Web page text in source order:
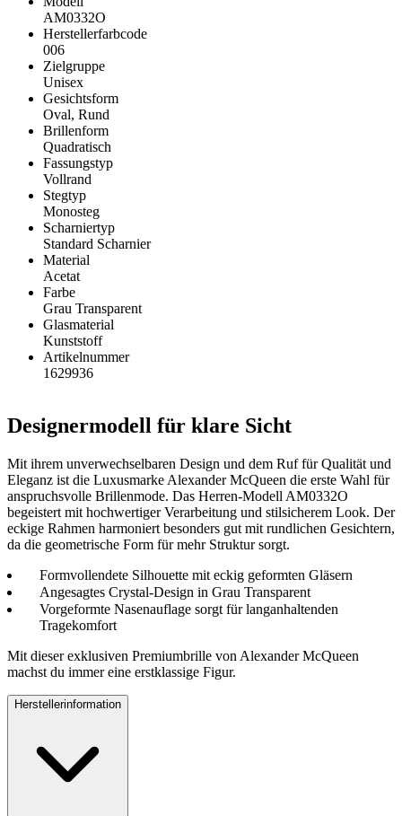
AM0332O
Herstellerfarbcode
006
Zielgruppe
Unisex
Gesichtsform
Oval, Rund
Brillenform
Quadratisch
Fassungstyp
Vollrand
Stegtyp
Monosteg
Scharniertyp
Standard Scharnier
Material
Acetat
Farbe
Grau Transparent
Glasmaterial
Kunststoff
Artikelnummer
1629936
Designermodell für klare Sicht
Mit ihrem unverwechselbaren Design und dem Ruf für Qualität und
Eleganz ist die Luxusmarke Alexander McQueen die erste Wahl für
anspruchsvolle Brillenmode. Das Herren-Modell AM0332O
begeistert mit hochwertiger Verarbeitung und stilsicherem Look. Der
eckige Rahmen harmoniert besonders gut mit rundlichen Gesichtern,
da die geometrische Form für mehr Struktur sorgt.
Formvollendete Silhouette mit eckig geformten Gläsern
Angesagtes Crystal-Design in Grau Transparent
Vorgeformte Nasenauflage sorgt für langanhaltenden
Tragekomfort
Mit dieser exklusiven Premiumbrille von Alexander McQueen
machst du immer eine erstklassige Figur.
Herstellerinformation